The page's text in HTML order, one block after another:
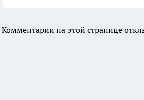
Комментарии на этой странице